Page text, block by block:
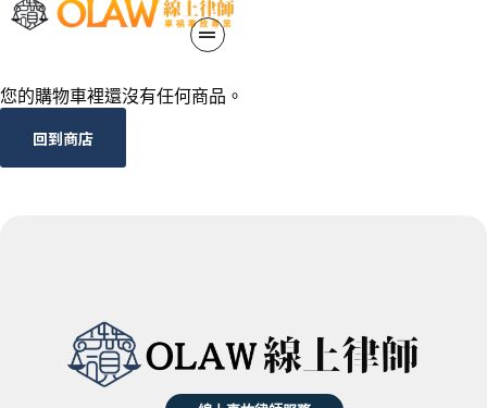
您的購物車裡還沒有任何商品。
回到商店